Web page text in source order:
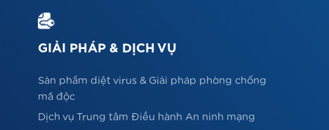
GIẢI PHÁP & DỊCH VỤ
Sản phẩm diệt virus & Giải pháp phòng chống
mã độc
Dịch vụ Trung tâm Điều hành An ninh mạng